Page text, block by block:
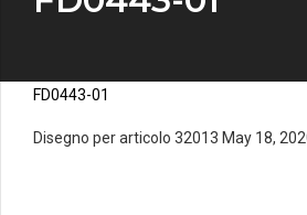
FD0443-01
Disegno per articolo 32013 May 18,